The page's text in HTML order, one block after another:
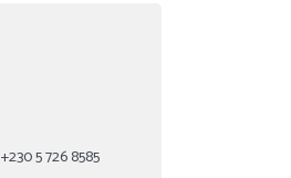
+230 5 726 8585